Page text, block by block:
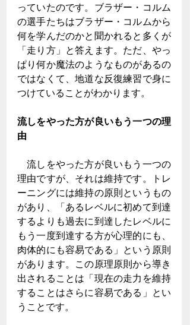
っていたのです。ブラザー・コルム
の選手たちはブラザー・コルムから
何を学んだのかと聞かれると多くが
「走り方」と答えます。ただ、やっ
ぱり何か魔法のようなものがあるの
ではなくて、地道な反復練習で身に
つけていることがわかります。
流しをやった方が良いもう一つの理
由
流しをやった方が良いもう一つの
理由ですが、それは維持です。トレ
ーニングには維持の原則というもの
があり、「あるレベルに初めて到達
するよりも過去に到達したレベルに
もう一度到達する方が心理的にも、
肉体的にも容易である」という原則
があります。この原理原則から導き
出されることは「現在の走力を維持
することはさらに容易である」とい
うことです。